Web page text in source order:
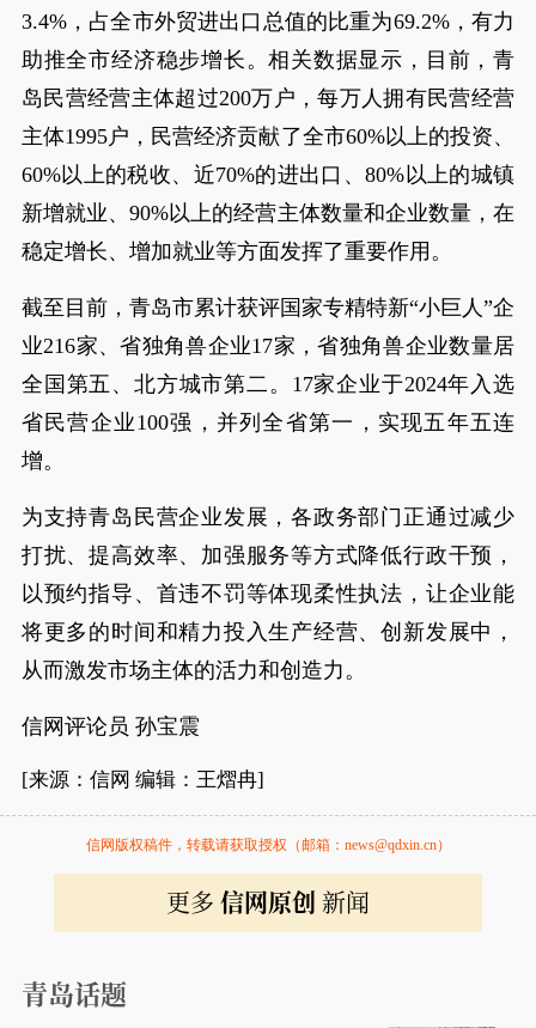
3.4%，占全市外贸进出口总值的比重为69.2%，有力
助推全市经济稳步增长。相关数据显示，目前，青
岛民营经营主体超过200万户，每万人拥有民营经营
主体1995户，民营经济贡献了全市60%以上的投资、
60%以上的税收、近70%的进出口、80%以上的城镇
新增就业、90%以上的经营主体数量和企业数量，在
稳定增长、增加就业等方面发挥了重要作用。
截至目前，青岛市累计获评国家专精特新“小巨人”企
业216家、省独角兽企业17家，省独角兽企业数量居
全国第五、北方城市第二。17家企业于2024年入选
省民营企业100强，并列全省第一，实现五年五连
增。
为支持青岛民营企业发展，各政务部门正通过减少
打扰、提高效率、加强服务等方式降低行政干预，
以预约指导、首违不罚等体现柔性执法，让企业能
将更多的时间和精力投入生产经营、创新发展中，
从而激发市场主体的活力和创造力。
信网评论员 孙宝震
[来源：信网 编辑：王熠冉]
信网版权稿件，转载请获取授权（邮箱：news@qdxin.cn）
更多 信网原创 新闻
青岛话题